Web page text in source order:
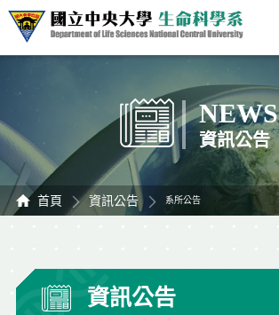
NEWS
資訊公告
首頁 資訊公告 系所公告
資訊公告